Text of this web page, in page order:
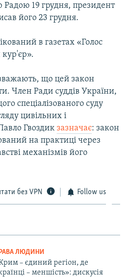
19 грудня, президент
його 23 грудня.
в газетах «Голос
що цей закон
Член Ради суддів України,
спеціалізованого суду
цивільних і
Гвоздик зазначає: закон
на практиці через
механізмів його
без VPN Follow us
ЛЮДИНИ
– єдиний регіон, де
– меншість»: дискусія